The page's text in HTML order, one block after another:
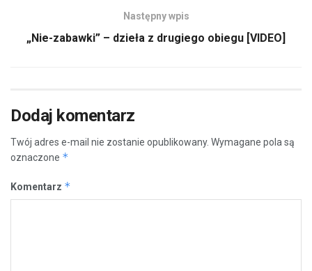
Następny wpis
„Nie-zabawki” – dzieła z drugiego obiegu [VIDEO]
Dodaj komentarz
Twój adres e-mail nie zostanie opublikowany. Wymagane pola są
oznaczone *
Komentarz *